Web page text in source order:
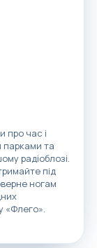
про час і
парками та
радіоблозі.
під
ногам
«Флего».